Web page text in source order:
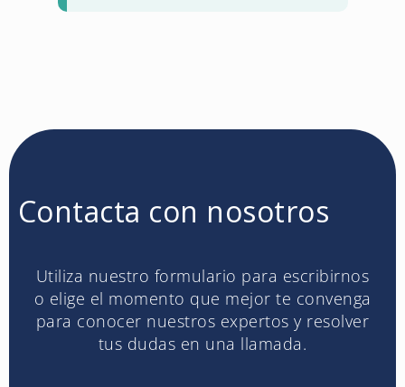
Contacta con nosotros
Utiliza nuestro formulario para escribirnos
o elige el momento que mejor te convenga
para conocer nuestros expertos y resolver
tus dudas en una llamada.